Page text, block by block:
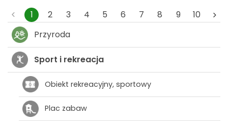
1 2 3 4 5 6 7 8 9
10
Przyroda
Sport i rekreacja
Obiekt rekreacyjny, sportowy
Plac zabaw